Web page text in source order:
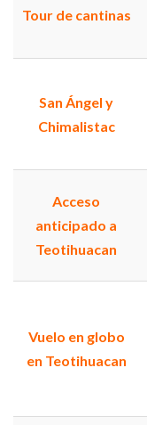
Tour de cantinas
San Ángel y
Chimalistac
Acceso
anticipado a
Teotihuacan
Vuelo en globo
en Teotihuacan